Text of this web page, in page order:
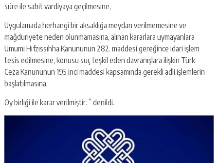
süre ile sabit vardiyaya geçilmesine,
Uygulamada herhangi bir aksaklığa meydan verilmemesine ve
mağduriyete neden olunmamasına, alınan kararlara uymayanlara
Umumi Hıfzıssıhha Kanununun 282. maddesi gereğince idari işlem
tesis edilmesine, konusu suç teşkil eden davranışlara ilişkin Türk
Ceza Kanununun 195 inci maddesi kapsamında gerekli adli işlemlerin
başlatılmasına,
Oy birliği ile karar verilmiştir. ” denildi.